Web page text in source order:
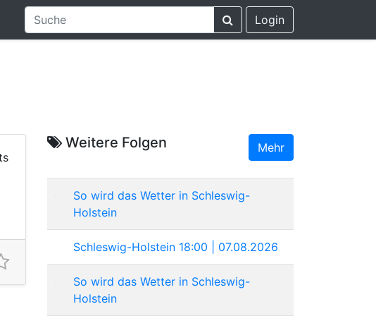
Login
Weitere Folgen Mehr
So wird das Wetter in Schleswig-
Holstein
Schleswig-Holstein 18:00 | 07.08.2026
So wird das Wetter in Schleswig-
Holstein